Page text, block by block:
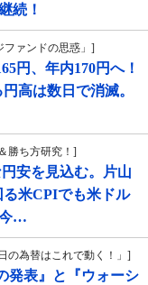
続！
ファンドの思惑」]
円、年内170円へ！
高は数日で消滅。
勝ち方研究！]
安を見込む。片山
米CPIでも米ドル
今…
の為替はこれで動く！」]
発表』と『ウォーシ